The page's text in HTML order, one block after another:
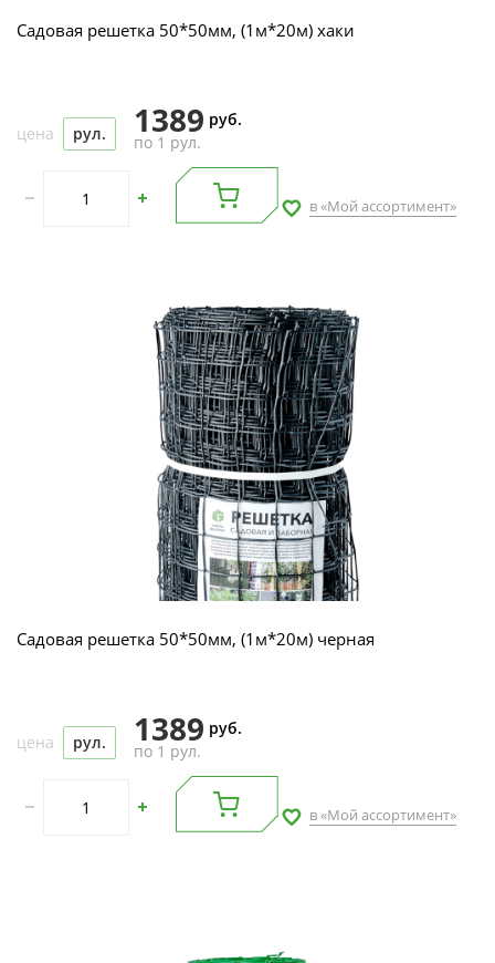
Садовая решетка 50*50мм, (1м*20м) хаки
цена рул. 1389 руб.
по 1 рул.
в «Мой ассортимент»
Садовая решетка 50*50мм, (1м*20м) черная
цена рул. 1389 руб.
по 1 рул.
в «Мой ассортимент»